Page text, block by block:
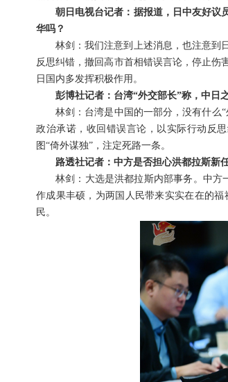
朝日电视台记者：据报道，日中友好议
华吗？
林剑：我们注意到上述消息，也注意到
反思纠错，撤回高市首相错误言论，停止伤
日国内多发挥积极作用。
彭博社记者：台湾“外交部长”称，中日
林剑：台湾是中国的一部分，没有什么
政治承诺，收回错误言论，以实际行动反
图“倚外谋独”，注定死路一条。
路透社记者：中方是否担心洪都拉斯新
林剑：大选是洪都拉斯内部事务。中方
作成果丰硕，为两国人民带来实实在在的
民。